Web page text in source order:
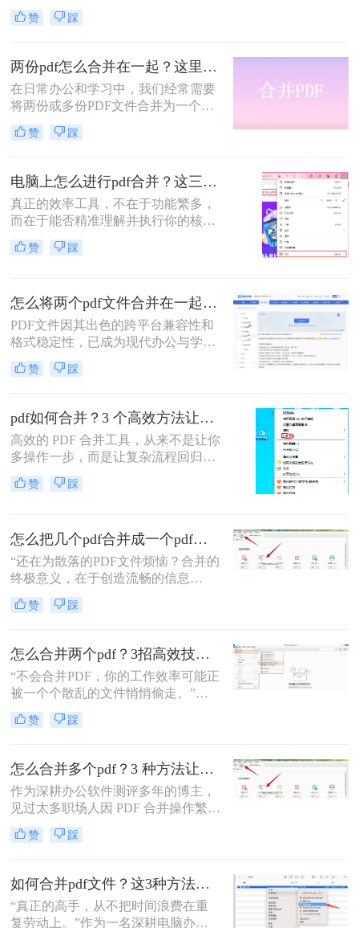
整理报告、合并多个章节的电子书，
还是将扫描件整合为一份完整文档，
而，面对市场上琳琅满目的工具和方
法，许多用户往往感到困惑：哪种方
法最快捷？哪种最安全？怎么合并pdf
文件=
赞 踩
两份pdf怎么合并在一起？这里分享4个合并方法！
在日常办公和学习中，我们经常需要
将两份或多份PDF文件合并为一个，
以便于查阅、分享和存储。那么两份
pdf怎么合并在一起呢？本文将介绍四
您轻松完成PDF合并任务。
赞 踩
电脑上怎么进行pdf合并？这三招，让你十分钟从小白变高手！
真正的效率工具，不在于功能繁多，
而在于能否精准理解并执行你的核心
意图。“小编，快帮帮我！明早汇报
用的方案，十几份PDF还散着，甲方
紧急求助。
赞 踩
怎么将两个pdf文件合并在一起？五大方法全面解析！
PDF文件因其出色的跨平台兼容性和
格式稳定性，已成为现代办公与学术
交流中不可或缺的文件格式。然而，
当我们面对需要整合多个PDF文档的
任务就成为了一个常见挑战。
赞 踩
pdf如何合并？3 个高效方法让办公效率翻倍！
高效的 PDF 合并工具，从来不是让你
多操作一步，而是让复杂流程回归简
单本质。职场中，谁没遇到过需要将
多个 PDF 文件合并的场景？项目报告
整合为完整文档。
赞 踩
怎么把几个pdf合并成一个pdf文件？合并文件的四大高效秘籍，总有一款适合你！
“还在为散落的PDF文件烦恼？合并的
终极意义，在于创造流畅的信息
流。”身为一名深耕电脑办公软件测
评多年的博主，我深知高效处理文档
点。面对数十份零散的PDF——可能
是项目报告的不同章节、分散的合同
附件，或是零散的参考资料
赞 踩
怎么合并两个pdf？3招高效技巧，让你告别杂乱文档！
“不会合并PDF，你的工作效率可能正
被一个个散乱的文件悄悄偷走。”作
为一名从事电脑办公软件测评多年的
博主，小编经常被粉丝问到：“怎么
背后却藏着效率的巨大分水岭。职场
办公人群和自媒体创作者们，常常陷
入信息碎片化、操作繁琐和安全隐忧
的困境。
赞 踩
怎么合并多个pdf？3 种方法让效率翻倍”！
作为深耕办公软件测评多年的博主，
见过太多职场人因 PDF 合并操作繁
琐、格式错乱、隐私泄露踩坑。其实
选对方法，1 分钟就能搞定多文件合
赞 踩
如何合并pdf文件？这3种方法让你效率翻倍！
“真正的高手，从不把时间浪费在重
复劳动上。”作为一名深耕电脑办公